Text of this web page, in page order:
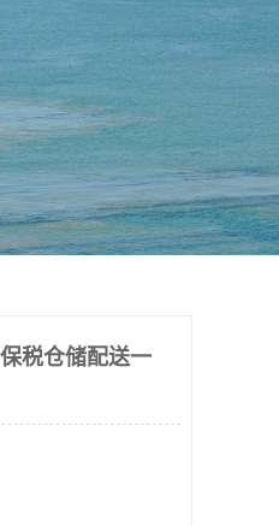
税仓储配送一